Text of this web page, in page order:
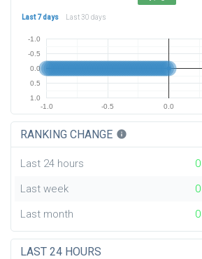
Last 7 days Last 30 days
-1.0 -0.5 0.0
-1.0
-0.5
0.0
0.5
1.0
RANKING CHANGE info
Last 24 hours 0
Last week
0
Last month
0
LAST 24 HOURS